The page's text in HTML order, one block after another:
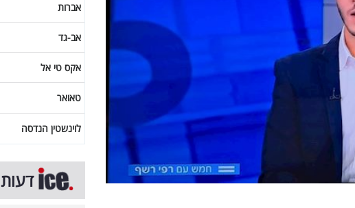
אברות
אב-גד
אקס טי אל
טאואר
לוינשטין הנדסה
דעות